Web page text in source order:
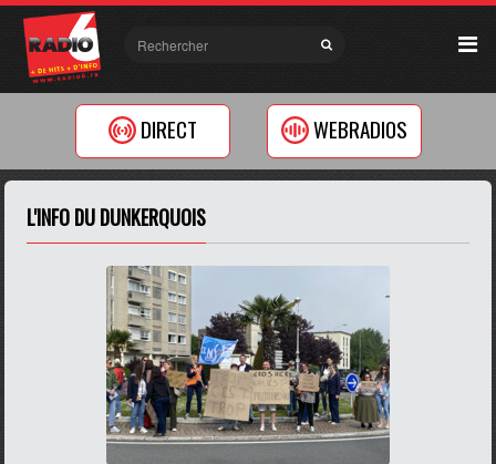
DIRECT WEBRADIOS
L'INFO DU DUNKERQUOIS